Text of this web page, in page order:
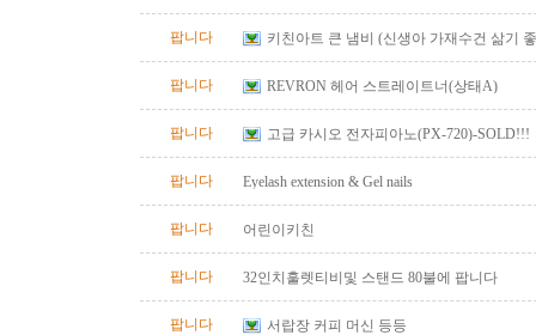
팝니다 키친아트 큰 냄비 (신생아 가재수건 삶기
팝니다 REVRON 헤어 스트레이트너(상태A)
팝니다 고급 카시오 전자피아노(PX-720)-SOLD!!!
팝니다 Eyelash extension & Gel nails
팝니다 어린이키친
팝니다 32인치훌렛티비및 스탠드 80불에 팝니다
팝니다 서랍장 커피 머신 등등